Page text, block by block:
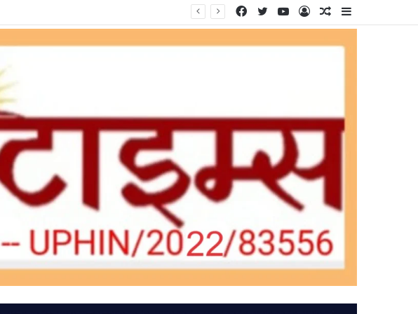
Sidebar
Random
Log
YouTube
Twitter
Facebook